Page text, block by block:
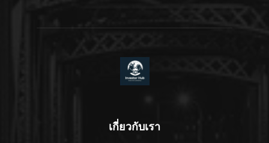
เกี่ยวกับเรา